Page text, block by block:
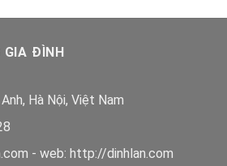
là:
tại
290.000 ₫.
GIA ĐÌNH
Hà Nội, Việt Nam
- web: http://dinhlan.com